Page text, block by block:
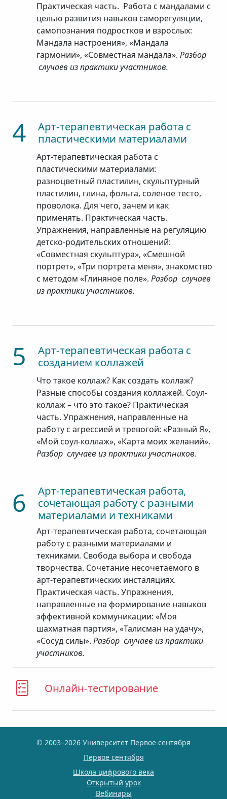
Практическая часть. Работа с мандалами с
целью развития навыков саморегуляции,
самопознания подростков и взрослых:
Мандала настроения», «Мандала
гармонии», «Совместная мандала». Разбор
случаев из практики участников.
4
Арт-терапевтическая работа с
пластическими материалами
Арт-терапевтическая работа с
пластическими материалами:
разноцветный пластилин, скульптурный
пластилин, глина, фольга, соленое тесто,
проволока. Для чего, зачем и как
применять. Практическая часть.
Упражнения, направленные на регуляцию
детско-родительских отношений:
«Совместная скульптура», «Смешной
портрет», «Три портрета меня», знакомство
с методом «Глиняное поле». Разбор случаев
из практики участников.
5
Арт-терапевтическая работа с
созданием коллажей
Что такое коллаж? Как создать коллаж?
Разные способы создания коллажей. Соул-
коллаж – что это такое? Практическая
часть. Упражнения, направленные на
работу с агрессией и тревогой: «Разный Я»,
«Мой соул-коллаж», «Карта моих желаний».
Разбор случаев из практики участников.
6
Арт-терапевтическая работа,
сочетающая работу с разными
материалами и техниками
Арт-терапевтическая работа, сочетающая
работу с разными материалами и
техниками. Свобода выбора и свобода
творчества. Сочетание несочетаемого в
арт-терапевтических инсталяциях.
Практическая часть. Упражнения,
направленные на формирование навыков
эффективной коммуникации: «Моя
шахматная партия», «Талисман на удачу»,
«Сосуд силы». Разбор случаев из практики
участников.
Онлайн-тестирование
© 2003–2026 Университет Первое сентября
Первое сентября
Школа цифрового века
Открытый урок
Вебинары